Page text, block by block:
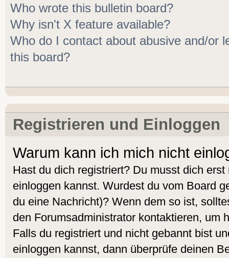
Who wrote this bulletin board?
Why isn't X feature available?
Who do I contact about abusive and/or
this board?
Registrieren und Einloggen
Warum kann ich mich nicht
Hast du dich registriert? Du musst dich
einloggen kannst. Wurdest du vom Board
du eine Nachricht)? Wenn dem so ist,
den Forumsadministrator kontaktieren, um
Falls du registriert und nicht gebannt bist
einloggen kannst, dann überprüfe deinen